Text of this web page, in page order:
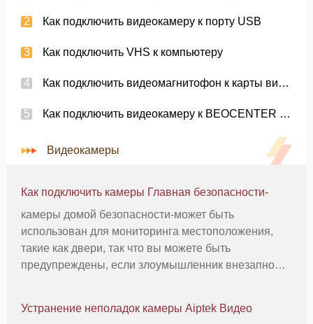
Как подключить видеокамеру к порту USB
Как подключить VHS к компьютеру
Как подключить видеомагнитофон к карты видеозахвата
Как подключить видеокамеру к BEOCENTER 6-23
Видеокамеры
Как подключить камеры Главная безопасности-
камеры домой безопасности-может быть
использован для мониторинга местоположения,
такие как двери, так что вы можете быть
предупреждены, если злоумышленник внезапно
мощность, так что вы не ограничены в своей
Устранение неполадок камеры Aiptek Видео